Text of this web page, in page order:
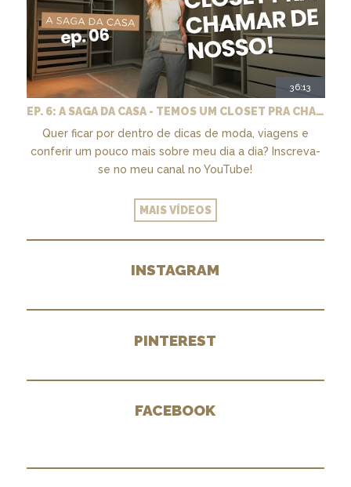
36:13
EP. 6: A SAGA DA CASA - TEMOS UM CLOSET PRA CHAMAR DE NOSSO + MARCENARIA E PAISAGISMO
Quer ficar por dentro de dicas de moda, viagens e
conferir um pouco mais sobre meu dia a dia? Inscreva-
se no meu canal no YouTube!
MAIS VÍDEOS
INSTAGRAM
PINTEREST
FACEBOOK